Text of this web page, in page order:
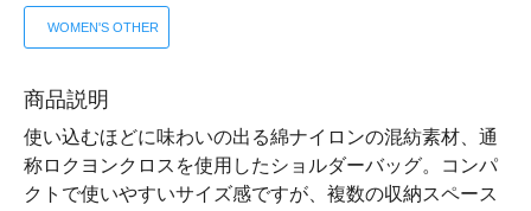
WOMEN'S OTHER
商品説明
使い込むほどに味わいの出る綿ナイロンの混紡素材、通
称ロクヨンクロスを使用したショルダーバッグ。コンパ
クトで使いやすいサイズ感ですが、複数の収納スペース